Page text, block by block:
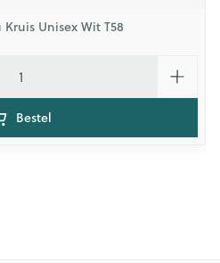
Unisex Wit T58
Bestel